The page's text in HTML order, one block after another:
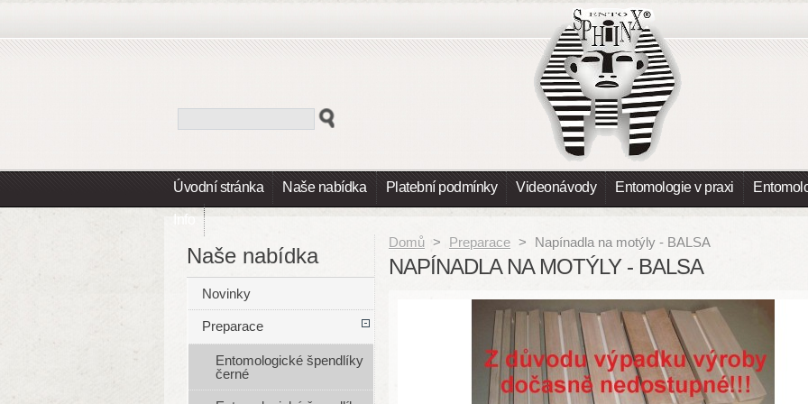
Úvodní stránka Naše nabídka Platební podmínky Videonávody Entomologie v praxi
Info
Domů > Preparace > Napínadla na motýly - BALSA
NAPÍNADLA NA MOTÝLY - BALSA
Naše nabídka
Novinky
Preparace
Entomologické špendlíky
černé